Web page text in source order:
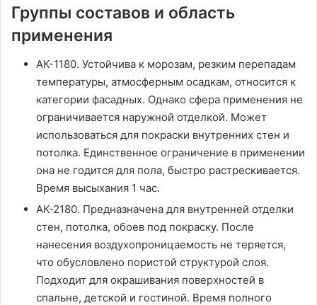
Группы составов и область
применения
АК-1180. Устойчива к морозам, резким перепадам
температуры, атмосферным осадкам, относится к
категории фасадных. Однако сфера применения не
ограничивается наружной отделкой. Может
использоваться для покраски внутренних стен и
потолка. Единственное ограничение в применении
она не годится для пола, быстро растрескивается.
Время высыхания 1 час.
АК-2180. Предназначена для внутренней отделки
стен, потолка, обоев под покраску. После
нанесения воздухопроницаемость не теряется,
что обусловлено пористой структурой слоя.
Подходит для окрашивания поверхностей в
спальне, детской и гостиной. Время полного